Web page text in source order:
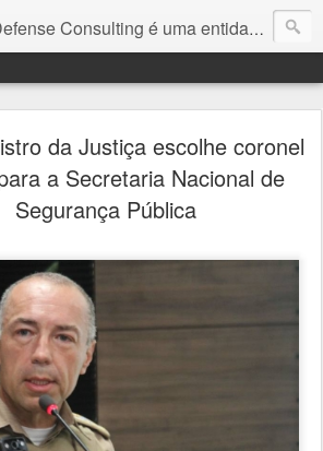
lucrativos que se dedica a produzir e divulgar notícias e análises sobre as Empresas de Defesa. Não somos jornalistas e nem este é um blog jornalístico.
da Justiça escolhe coronel
a Secretaria Nacional de
Segurança Pública